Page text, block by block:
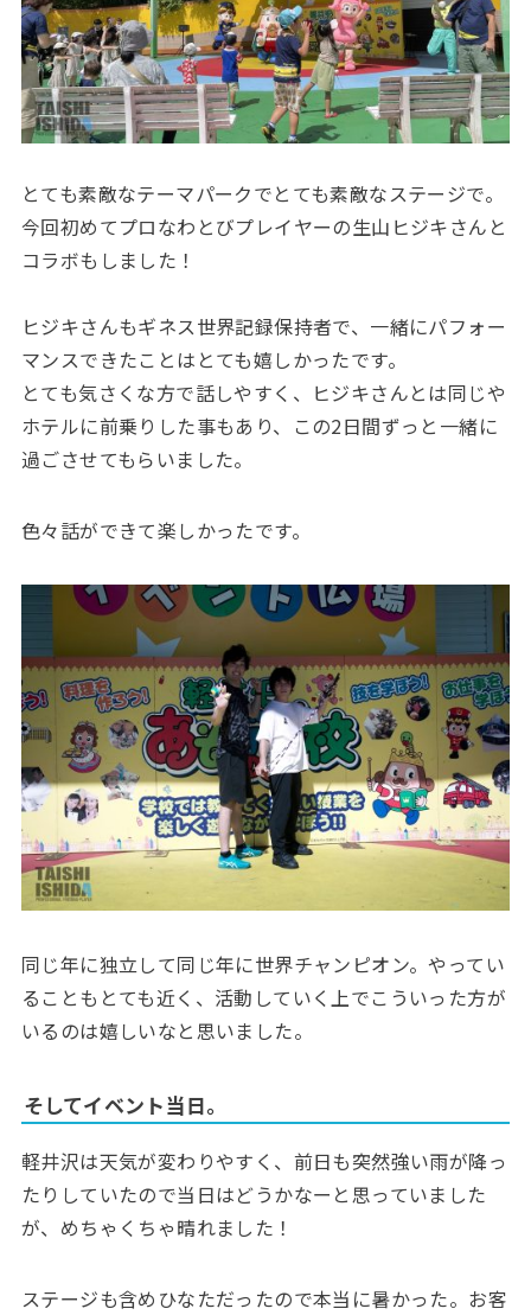
とても素敵なテーマパークでとても素敵なステージで。
今回初めてプロなわとびプレイヤーの生山ヒジキさんと
コラボもしました！
ヒジキさんもギネス世界記録保持者で、一緒にパフォー
マンスできたことはとても嬉しかったです。
とても気さくな方で話しやすく、ヒジキさんとは同じや
ホテルに前乗りした事もあり、この2日間ずっと一緒に
過ごさせてもらいました。
色々話ができて楽しかったです。
同じ年に独立して同じ年に世界チャンピオン。やってい
ることもとても近く、活動していく上でこういった方が
いるのは嬉しいなと思いました。​
そしてイベント当日。
軽井沢は天気が変わりやすく、前日も突然強い雨が降っ
たりしていたので当日はどうかなーと思っていました
が、めちゃくちゃ晴れました！
ステージも含めひなただったので本当に暑かった。お客